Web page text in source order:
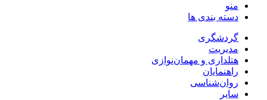
منو
دسته بندی ها
گردشگری
مدیریت
هتلداری و مهمان‌نوازی
راهنمایان
روان‌شناسی
سایر